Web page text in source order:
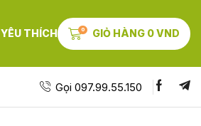
YÊU THÍCH 0 GIỎ HÀNG 0VND
Gọi 097.99.55.150